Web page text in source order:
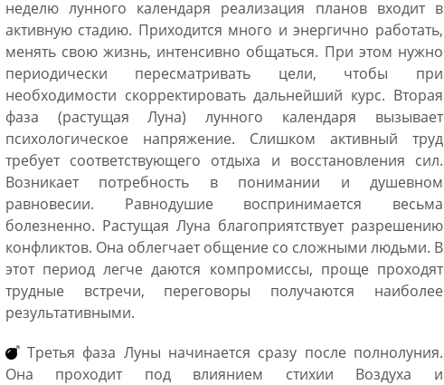
неделю лунного календаря реализация планов входит в
активную стадию. Приходится много и энергично работать,
менять свою жизнь, интенсивно общаться. При этом нужно
периодически пересматривать цели, чтобы при
необходимости скорректировать дальнейший курс. Вторая
фаза (растущая Луна) лунного календаря вызывает
психологическое напряжение. Слишком активный труд
требует соответствующего отдыха и восстановления сил.
Возникает потребность в понимании и душевном
равновесии. Равнодушие воспринимается весьма
болезненно. Растущая Луна благоприятствует разрешению
конфликтов. Она облегчает общение со сложными людьми. В
этот период легче даются компромиссы, проще проходят
трудные встречи, переговоры получаются наиболее
результативными.
Третья фаза Луны начинается сразу после полнолуния.
Она проходит под влиянием стихии Воздуха и